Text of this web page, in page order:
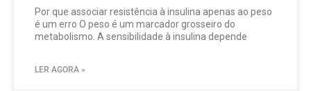
Por que associar resistência à insulina apenas ao peso
é um erro O peso é um marcador grosseiro do
metabolismo. A sensibilidade à insulina depende
LER AGORA »